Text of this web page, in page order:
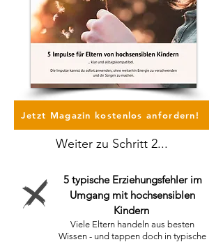
Jetzt Magazin kostenlos anfordern!
Weiter zu Schritt 2...
5 typische Erziehungsfehler im
Umgang mit hochsensiblen
Kindern
Viele Eltern handeln aus besten
Wissen - und tappen doch in typische